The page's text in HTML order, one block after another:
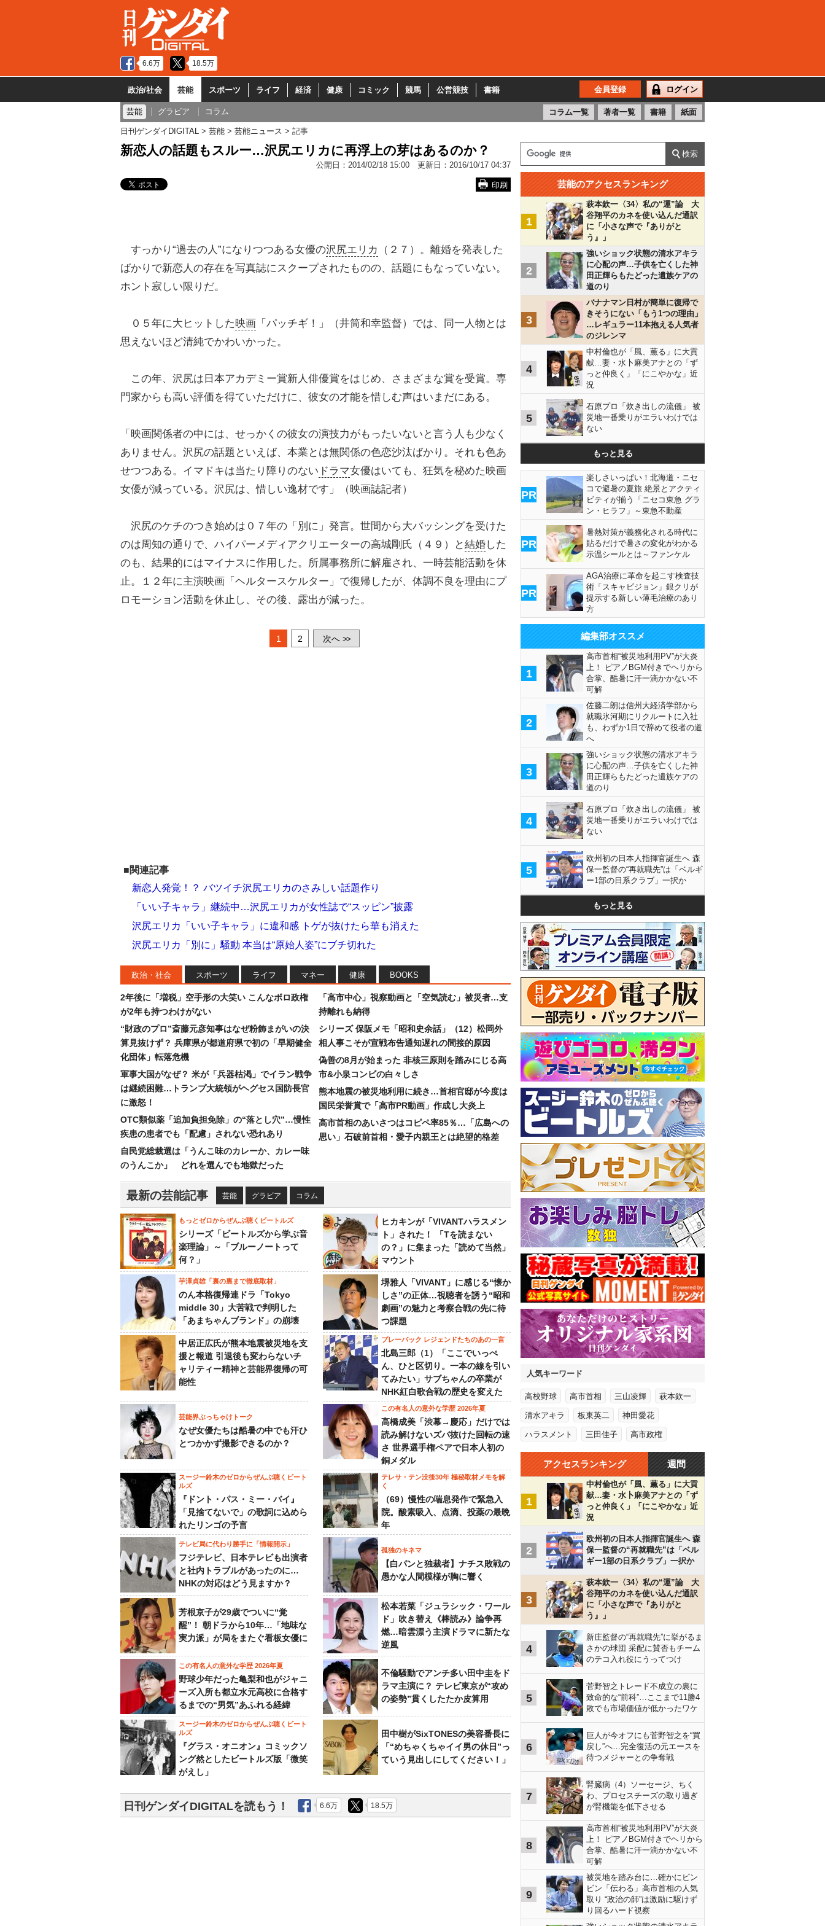
6.6万 18.5万
政治/社会 芸能 スポーツ ライフ 経済 健康 コミック 競馬 公営競技 書籍 会員登録 ログイン
芸能 グラビア コラム コラム一覧 著者一覧 書籍 紙面
日刊ゲンダイDIGITAL 芸能 芸能ニュース 記事
新恋人の話題もスルー…沢尻エリカに再浮上の芽はあるのか？
公開日： 2014/02/18 15:00 更新日： 2016/10/17 04:37
印刷
すっかり“過去の人”になりつつある女優の沢尻エリカ
（２７）。離婚を発表した
ばかりで新恋人の存在を写真誌にスクープされたものの、話題にもなっていない。
ホント寂しい限りだ。
０５年に大ヒットした映画 「パッチギ！」（井筒和幸監督）では、同一人物とは
思えないほど清純でかわいかった。
この年、沢尻は日本アカデミー賞新人俳優賞をはじめ、さまざまな賞を受賞。専
門家からも高い評価を得ていただけに、彼女の才能を惜しむ声はいまだにある。
「映画関係者の中には、せっかくの彼女の演技力がもったいないと言う人も少なく
ありません。沢尻の話題といえば、本業とは無関係の色恋沙汰ばかり。それも色あ
せつつある。イマドキは当たり障りのない ドラマ女優はいても、狂気を秘めた映画
女優が減っている。沢尻は、惜しい逸材です」（映画誌記者）
沢尻のケチのつき始めは０７年の「別に」発言。世間から大バッシングを受けた
のは周知の通りで、ハイパーメディアクリエーターの高城剛氏（４９）と結婚した
のも、結果的にはマイナスに作用した。所属事務所に解雇され、一時芸能活動を休
止。１２年に主演映画「ヘルタースケルター」で復帰したが、体調不良を理由にプ
ロモーション活動を休止し、その後、露出が減った。
1 2 次へ >>
■関連記事
新恋人発覚！？ バツイチ沢尻エリカのさみしい話題作り
「いい子キャラ」継続中…沢尻エリカが女性誌で“スッピン”披露
沢尻エリカ「いい子キャラ」に違和感 トゲが抜けたら華も消えた
沢尻エリカ「別に」騒動 本当は“原始人姿”にブチ切れた
政治・社会 スポーツ ライフ マネー 健康 BOOKS
2年後に「増税」空手形の大笑い こんなボロ政権
が2年も持つわけがない
“財政のプロ”斎藤元彦知事はなぜ粉飾まがいの決
算見抜けず？ 兵庫県が都道府県で初の「早期健全
化団体」転落危機
軍事大国がなぜ？ 米が「兵器枯渇」でイラン戦争
は継続困難…トランプ大統領がヘグセス国防長官
に激怒！
OTC類似薬「追加負担免除」の“落とし穴”…慢性
疾患の患者でも「配慮」されない恐れあり
自民党総裁選は「うんこ味のカレーか、カレー味
のうんこか」 どれを選んでも地獄だった
「高市中心」視察動画と「空気読む」被災者…支
持離れも納得
シリーズ 保阪メモ「昭和史余話」（12）松岡外
相人事こそが宣戦布告通知遅れの間接的原因
偽善の8月が始まった 非核三原則を踏みにじる高
市&小泉コンビの白々しさ
熊本地震の被災地利用に続き…首相官邸が今度は
国民栄誉賞で「高市PR動画」作成し大炎上
高市首相のあいさつはコピペ率85％…「広島への
思い」石破前首相・愛子内親王とは絶望的格差
最新の芸能記事 芸能 グラビア コラム
もっとゼロからぜんぶ聴くビートルズ
シリーズ「ビートルズから学ぶ音
楽理論」～「ブルーノートって
何？」
ヒカキンが「VIVANTハラスメン
ト」された！ 「Tを読まない
の？」に集まった「読めて当然」
マウント
芋澤貞雄「裏の裏まで徹底取材」
のん本格復帰連ドラ「Tokyo
middle 30」大苦戦で判明した
「あまちゃんブランド」の崩壊
堺雅人「VIVANT」に感じる“懐か
しさ”の正体…視聴者を誘う“昭和
劇画”の魅力と考察合戦の先に待
つ課題
中居正広氏が熊本地震被災地を支
援と報道 引退後も変わらないチ
ャリティー精神と芸能界復帰の可
能性
プレーバック レジェンドたちのあの一言
北島三郎（1）「ここでいっぺ
ん、ひと区切り。一本の線を引い
てみたい」サブちゃんの卒業が
NHK紅白歌合戦の歴史を変えた
芸能界ぶっちゃけトーク
なぜ女優たちは酷暑の中でも汗ひ
とつかかず撮影できるのか？
この有名人の意外な学歴 2026年夏
高橋成美「渋幕→慶応」だけでは
読み解けないズバ抜けた回転の速
さ 世界選手権ペアで日本人初の
銅メダル
スージー鈴木のゼロからぜんぶ聴くビート
ルズ
『ドント・パス・ミー・バイ』
「見捨てないで」の歌詞に込めら
れたリンゴの予言
テレサ・テン没後30年 極秘取材メモを解
く
（69）慢性の喘息発作で緊急入
院。酸素吸入、点滴、投薬の最晩
年
テレビ局に代わり勝手に「情報開示」
フジテレビ、日本テレビも出演者
と社内トラブルがあったのに…
NHKの対応はどう見ますか？
孤独のキネマ
【白パンと独裁者】ナチス敗戦の
愚かな人間模様が胸に響く
芳根京子が29歳でついに“覚
醒”！ 朝ドラから10年…「地味な
実力派」が局をまたぐ看板女優に
松本若菜「ジュラシック・ワール
ド」吹き替え《棒読み》論争再
燃…暗雲漂う主演ドラマに新たな
逆風
この有名人の意外な学歴 2026年夏
野球少年だった亀梨和也がジャニ
ーズ入所も都立水元高校に合格す
るまでの“男気”あふれる経緯
不倫騒動でアンチ多い田中圭をド
ラマ主演に？ テレビ東京が“攻め
の姿勢”貫くしたたか皮算用
スージー鈴木のゼロからぜんぶ聴くビート
ルズ
『グラス・オニオン』コミックソ
ング然としたビートルズ版「微笑
がえし」
田中樹がSixTONESの美容番長に
「“めちゃくちゃイイ男の休日”っ
ていう見出しにしてください！」
日刊ゲンダイDIGITALを読もう！ 6.6万 18.5万
芸能のアクセスランキング
1
萩本欽一〈34〉私の“運”論 大
谷翔平のカネを使い込んだ通訳
に「小さな声で『ありがと
う』」
2
強いショック状態の清水アキラ
に心配の声…子供を亡くした神
田正輝らもたどった遺族ケアの
道のり
3
バナナマン日村が簡単に復帰で
きそうにない「もう1つの理由」
…レギュラー11本抱える人気者
のジレンマ
4
中村倫也が「風、薫る」に大貢
献…妻・水卜麻美アナとの「ず
っと仲良く」「にこやかな」近
況
5
石原プロ「炊き出しの流儀」 被
災地一番乗りがエラいわけでは
ない
もっと見る
PR
楽しさいっぱい！北海道・ニセ
コで避暑の夏旅 絶景とアクティ
ビティが揃う「ニセコ東急 グラ
ン・ヒラフ」～東急不動産
PR
暑熱対策が義務化される時代に
貼るだけで暑さの変化がわかる
示温シールとは～ファンケル
PR
AGA治療に革命を起こす検査技
術「スキャビジョン」銀クリが
提示する新しい薄毛治療のあり
方
編集部オススメ
1
高市首相“被災地利用PV”が大炎
上！ ピアノBGM付きでヘリから
合掌、酷暑に汗一滴かかない不
可解
2
佐藤二朗は信州大経済学部から
就職氷河期にリクルートに入社
も、わずか1日で辞めて役者の道
へ
3
強いショック状態の清水アキラ
に心配の声…子供を亡くした神
田正輝らもたどった遺族ケアの
道のり
4
石原プロ「炊き出しの流儀」 被
災地一番乗りがエラいわけでは
ない
5
欧州初の日本人指揮官誕生へ 森
保一監督の“再就職先”は「ベルギ
ー1部の日系クラブ」一択か
もっと見る
人気キーワード
高校野球 高市首相 三山凌輝 萩本欽一
清水アキラ 板東英二 神田愛花
ハラスメント 三田佳子 高市政権
アクセスランキング 週間
1
中村倫也が「風、薫る」に大貢
献…妻・水卜麻美アナとの「ず
っと仲良く」「にこやかな」近
況
2
欧州初の日本人指揮官誕生へ 森
保一監督の“再就職先”は「ベル
ギー1部の日系クラブ」一択か
3
萩本欽一〈34〉私の“運”論 大
谷翔平のカネを使い込んだ通訳
に「小さな声で『ありがと
う』」
4
新庄監督の“再就職先”に挙がるま
さかの球団 采配に賛否もチーム
のテコ入れ役にうってつけ
5
菅野智之トレード不成立の裏に
致命的な“前科”…ここまで11勝4
敗でも市場価値が低かったワケ
6
巨人が今オフにも菅野智之を“買
戻し”へ…完全復活の元エースを
待つメジャーとの争奪戦
7
腎臓病（4）ソーセージ、ちく
わ、プロセスチーズの取り過ぎ
が腎機能を低下させる
8
高市首相“被災地利用PV”が大炎
上！ ピアノBGM付きでヘリから
合掌、酷暑に汗一滴かかない不
可解
9
被災地を踏み台に…確かにビン
ビン「伝わる」高市首相の人気
取り “政治の師”は激励に駆けず
り回るハード視察